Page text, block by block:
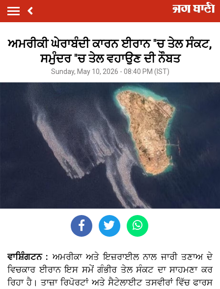
ਅਮਰੀਕੀ ਘੇਰਾਬੰਦੀ ਕਾਰਨ ਈਰਾਨ ''ਚ ਤੇਲ ਸੰਕਟ,
ਸਮੁੰਦਰ ''ਚ ਤੇਲ ਵਹਾਉਣ ਦੀ ਨੌਬਤ
Sunday, May 10, 2026 - 08:40 PM (IST)
ਵਾਸ਼ਿੰਗਟਨ : ਅਮਰੀਕਾ ਅਤੇ ਇਜ਼ਰਾਈਲ ਨਾਲ ਜਾਰੀ ਤਣਾਅ ਦੇ
ਵਿਚਕਾਰ ਈਰਾਨ ਇਸ ਸਮੇਂ ਗੰਭੀਰ ਤੇਲ ਸੰਕਟ ਦਾ ਸਾਹਮਣਾ ਕਰ
ਰਿਹਾ ਹੈ। ਤਾਜ਼ਾ ਰਿਪੋਰਟਾਂ ਅਤੇ ਸੈਟੇਲਾਈਟ ਤਸਵੀਰਾਂ ਵਿੱਚ ਫਾਰਸ